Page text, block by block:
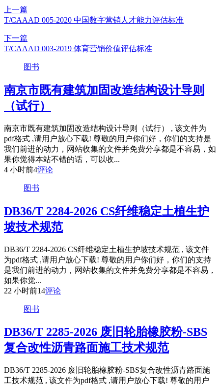
上一篇
T/CAAAD 005-2020 中国数字营销人才能力评估标准
下一篇
T/CAAAD 003-2019 体育营销价值评估标准
图书
南京市既有建筑加固改造结构设计导则
（试行）
南京市既有建筑加固改造结构设计导则（试行） , 该文件为
pdf格式 ,请用户放心下载! 尊敬的用户你们好，你们的支持是
我们前进的动力，网站收集的文件并免费分享都是不容易，如
果你觉得本站不错的话，可以收...
4 小时前4评论
图书
DB36/T 2284-2026 CS纤维稳定土植生护
坡技术规范
DB36/T 2284-2026 CS纤维稳定土植生护坡技术规范 , 该文件
为pdf格式 ,请用户放心下载! 尊敬的用户你们好，你们的支持
是我们前进的动力，网站收集的文件并免费分享都是不容易，
如果你觉...
22 小时前14评论
图书
DB36/T 2285-2026 废旧轮胎橡胶粉-SBS
复合改性沥青路面施工技术规范
DB36/T 2285-2026 废旧轮胎橡胶粉-SBS复合改性沥青路面施
工技术规范 , 该文件为pdf格式 ,请用户放心下载! 尊敬的用户